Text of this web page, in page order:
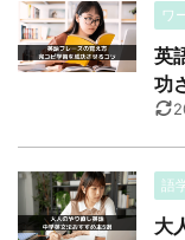
ワ
英
功
語
大